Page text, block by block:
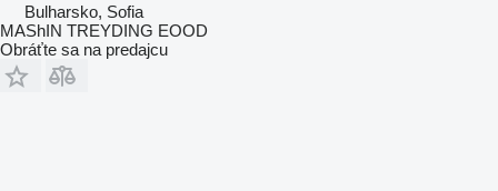
Bulharsko, Sofia
MAShIN TREYDING EOOD
Obráťte sa na predajcu